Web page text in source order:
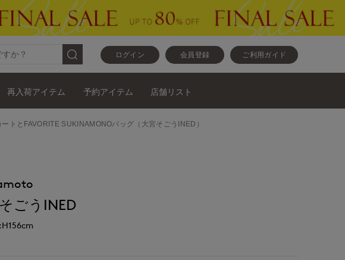
ログイン 会員登録 ご利用ガイド
再入荷アイテム 予約アイテム 店舗リスト
トとFAVORITE SUKINAMONOバッグ（大宮そごうINED）
ごうINED